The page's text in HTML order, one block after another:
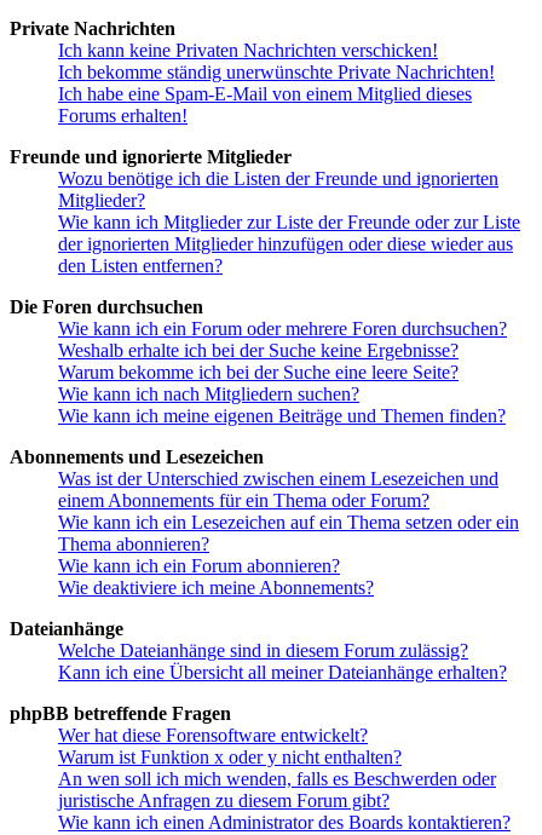
Private Nachrichten
Ich kann keine Privaten Nachrichten verschicken!
Ich bekomme ständig unerwünschte Private Nachrichten!
Ich habe eine Spam-E-Mail von einem Mitglied dieses
Forums erhalten!
Freunde und ignorierte Mitglieder
Wozu benötige ich die Listen der Freunde und ignorierten
Mitglieder?
Wie kann ich Mitglieder zur Liste der Freunde oder zur Liste
der ignorierten Mitglieder hinzufügen oder diese wieder aus
den Listen entfernen?
Die Foren durchsuchen
Wie kann ich ein Forum oder mehrere Foren durchsuchen?
Weshalb erhalte ich bei der Suche keine Ergebnisse?
Warum bekomme ich bei der Suche eine leere Seite?
Wie kann ich nach Mitgliedern suchen?
Wie kann ich meine eigenen Beiträge und Themen finden?
Abonnements und Lesezeichen
Was ist der Unterschied zwischen einem Lesezeichen und
einem Abonnements für ein Thema oder Forum?
Wie kann ich ein Lesezeichen auf ein Thema setzen oder ein
Thema abonnieren?
Wie kann ich ein Forum abonnieren?
Wie deaktiviere ich meine Abonnements?
Dateianhänge
Welche Dateianhänge sind in diesem Forum zulässig?
Kann ich eine Übersicht all meiner Dateianhänge erhalten?
phpBB betreffende Fragen
Wer hat diese Forensoftware entwickelt?
Warum ist Funktion x oder y nicht enthalten?
An wen soll ich mich wenden, falls es Beschwerden oder
juristische Anfragen zu diesem Forum gibt?
Wie kann ich einen Administrator des Boards kontaktieren?